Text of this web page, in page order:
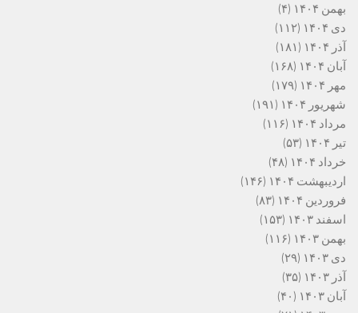
بهمن ۱۴۰۴
(۴)
دی ۱۴۰۴
(۱۱۲)
آذر ۱۴۰۴
(۱۸۱)
آبان ۱۴۰۴
(۱۶۸)
مهر ۱۴۰۴
(۱۷۹)
شهریور ۱۴۰۴
(۱۹۱)
مرداد ۱۴۰۴
(۱۱۶)
تیر ۱۴۰۴
(۵۳)
خرداد ۱۴۰۴
(۴۸)
اردیبهشت ۱۴۰۴
(۱۴۶)
فروردین ۱۴۰۴
(۸۳)
اسفند ۱۴۰۳
(۱۵۳)
بهمن ۱۴۰۳
(۱۱۶)
دی ۱۴۰۳
(۲۹)
آذر ۱۴۰۳
(۳۵)
آبان ۱۴۰۳
(۴۰)